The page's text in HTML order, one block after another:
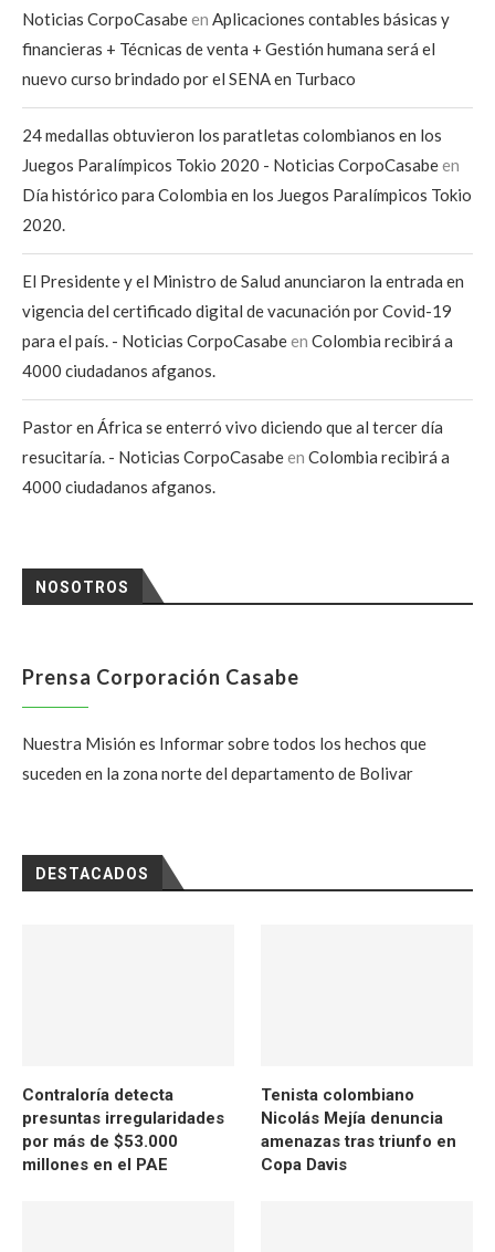
Noticias CorpoCasabeen Aplicaciones contables básicas y
financieras + Técnicas de venta + Gestión humana será el
nuevo curso brindado por el SENA en Turbaco
24 medallas obtuvieron los paratletas colombianos en los
Juegos Paralímpicos Tokio 2020 - Noticias CorpoCasabeen
Día histórico para Colombia en los Juegos Paralímpicos Tokio
2020.
El Presidente y el Ministro de Salud anunciaron la entrada en
vigencia del certificado digital de vacunación por Covid-19
para el país. - Noticias CorpoCasabeen Colombia recibirá a
4000 ciudadanos afganos.
Pastor en África se enterró vivo diciendo que al tercer día
resucitaría. - Noticias CorpoCasabeen Colombia recibirá a
4000 ciudadanos afganos.
NOSOTROS
Prensa Corporación Casabe
Nuestra Misión es Informar sobre todos los hechos que
suceden en la zona norte del departamento de Bolivar
DESTACADOS
Contraloría detecta
presuntas irregularidades
por más de $53.000
millones en el PAE
Tenista colombiano
Nicolás Mejía denuncia
amenazas tras triunfo en
Copa Davis